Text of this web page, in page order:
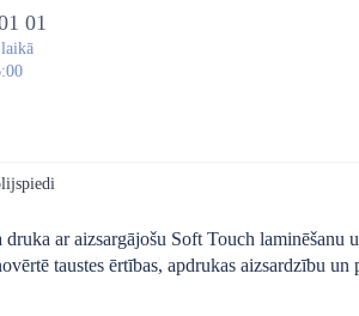
01
ar aizsargājošu Soft Touch laminēšanu
taustes ērtības, apdrukas aizsardzību un